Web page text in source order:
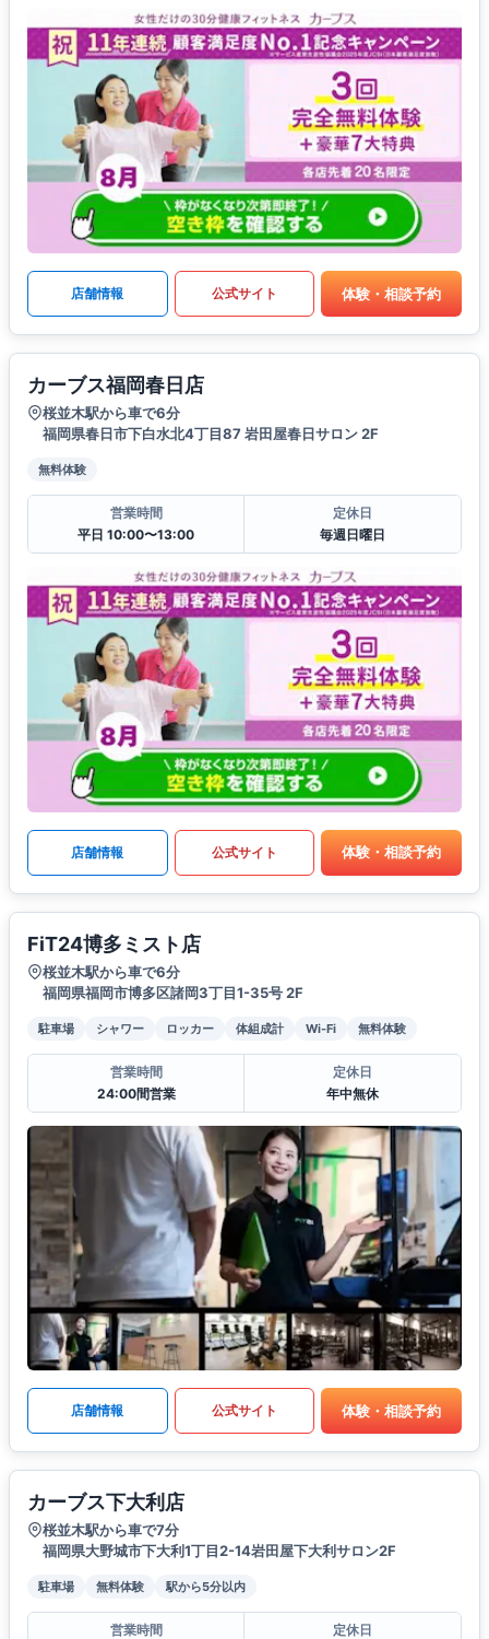
店舗情報 公式サイト 体験・相談予約
カーブス福岡春日店
桜並木駅から車で6分
福岡県春日市下白水北4丁目87 岩田屋春日サロン 2F
無料体験
営業時間
平日 10:00〜13:00
定休日
毎週日曜日
店舗情報 公式サイト 体験・相談予約
FiT24博多ミスト店
桜並木駅から車で6分
福岡県福岡市博多区諸岡3丁目1-35号 2F
駐車場 シャワー ロッカー 体組成計 Wi-Fi 無料体験
営業時間
24:00間営業
定休日
年中無休
店舗情報 公式サイト 体験・相談予約
カーブス下大利店
桜並木駅から車で7分
福岡県大野城市下大利1丁目2-14岩田屋下大利サロン2F
駐車場 無料体験 駅から5分以内
営業時間 定休日